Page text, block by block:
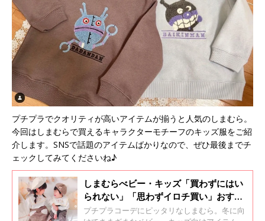
プチプラでクオリティが高いアイテムが揃うと人気のしまむら。
今回はしまむらで買えるキャラクターモチーフのキッズ服をご紹
介します。SNSで話題のアイテムばかりなので、ぜひ最後までチ
ェックしてみてくださいね♪
しまむらべビー・キッズ「買わずにはい
られない」「思わずイロチ買い」おすす
め冬コーデ5選
プチプラコーデにピッタリなしまむら。冬に向